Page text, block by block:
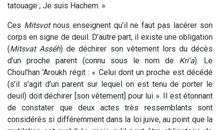
tatouage ; Je suis Hachem. »
Ces Mitsvotnous enseignent qu’il ne faut pas lacérer son
corps en signe de deuil. D’autre part, il existe une obligation
(Mitsvat Asséh) de déchirer son vêtement lors du décès
d’un proche parent (connu sous le nom de Kri'a). Le
Choul’han 'Aroukh régit : « Celui dont un proche est décédé
(s’il s’agit d’un parent sur lequel on est tenu de porter le
deuil) doit déchirer [son vêtement] pour lui ». Il est étonnant
de constater que deux actes très ressemblants sont
considérés si différemment dans la loi juive, au point que la